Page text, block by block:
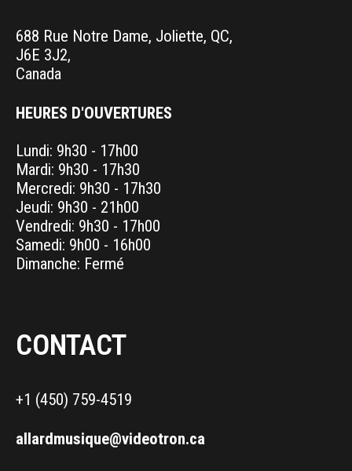
688 Rue Notre Dame, Joliette, QC,
J6E 3J2,
Canada
HEURES D'OUVERTURES
Lundi: 9h30 - 17h00
Mardi: 9h30 - 17h30
Mercredi: 9h30 - 17h30
Jeudi: 9h30 - 21h00
Vendredi: 9h30 - 17h00
Samedi: 9h00 - 16h00
Dimanche: Fermé
CONTACT
+1 (450) 759-4519
allardmusique@videotron.ca